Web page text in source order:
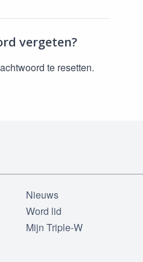
vergeten?
te resetten.
Nieuws
Word lid
Mijn Triple-W